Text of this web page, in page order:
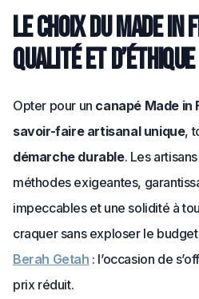
Le choix du Made in
qualité et d’éthique
Opter pour un canapé Made in
savoir-faire artisanal unique,
démarche durable. Les
méthodes exigeantes,
impeccables et une solidité à
craquer sans exploser le
Berah Getah : l’occasion de
prix réduit.